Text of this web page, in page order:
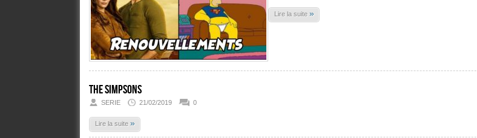
Lire la suite »
The Simpsons
SERIE 21/02/2019 0
Lire la suite »